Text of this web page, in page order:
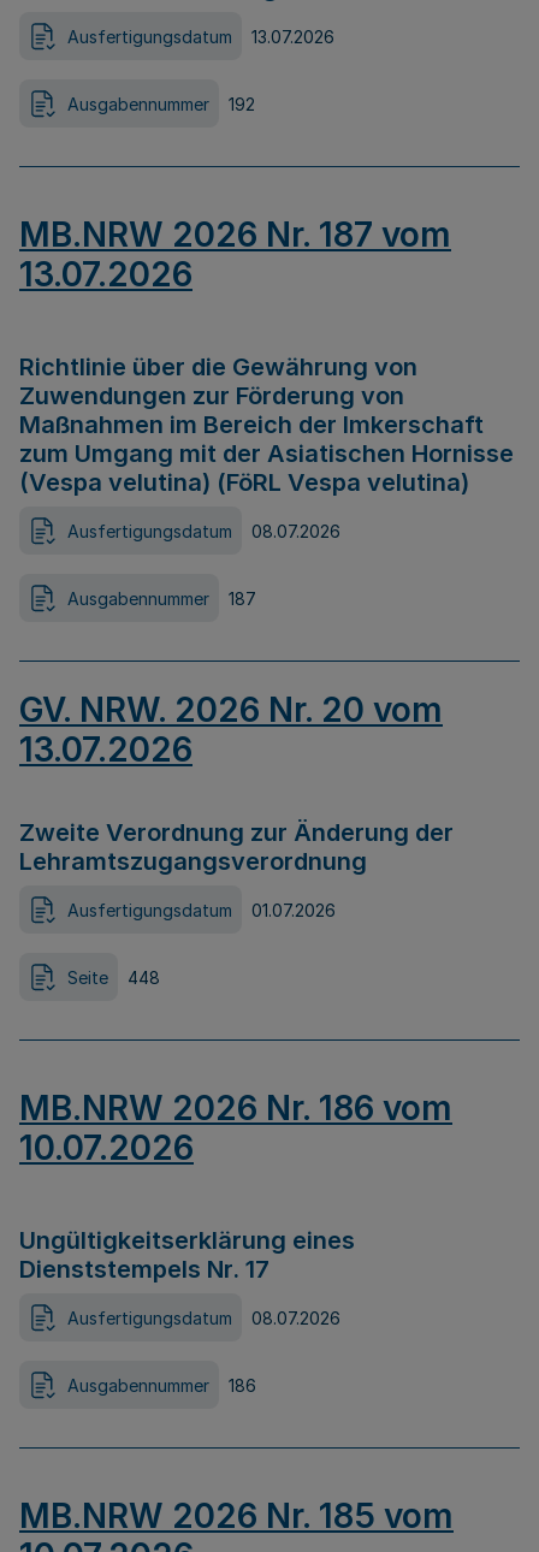
Ausfertigungsdatum 13.07.2026
Ausgabennummer 192
MB.NRW 2026 Nr. 187 vom
13.07.2026
Richtlinie über die Gewährung von
Zuwendungen zur Förderung von
Maßnahmen im Bereich der Imkerschaft
zum Umgang mit der Asiatischen Hornisse
(Vespa velutina) (FöRL Vespa velutina)
Ausfertigungsdatum 08.07.2026
Ausgabennummer 187
GV. NRW. 2026 Nr. 20 vom
13.07.2026
Zweite Verordnung zur Änderung der
Lehramtszugangsverordnung
Ausfertigungsdatum 01.07.2026
Seite 448
MB.NRW 2026 Nr. 186 vom
10.07.2026
Ungültigkeitserklärung eines
Dienststempels Nr. 17
Ausfertigungsdatum 08.07.2026
Ausgabennummer 186
MB.NRW 2026 Nr. 185 vom